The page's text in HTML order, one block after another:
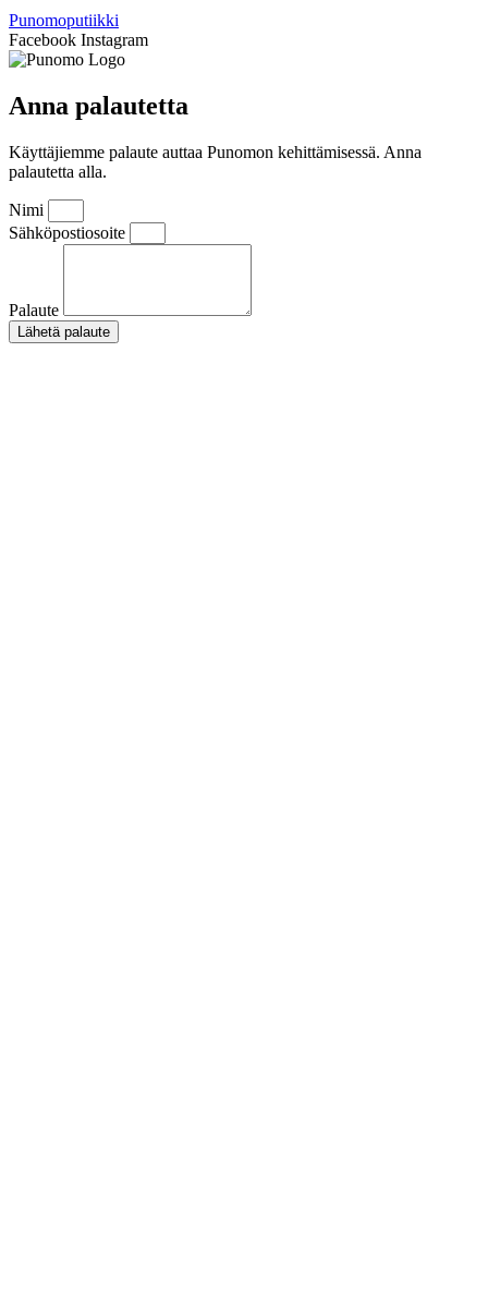
Punomoputiikki
Facebook Instagram
Anna palautetta
Käyttäjiemme palaute auttaa Punomon kehittämisessä. Anna
palautetta alla.
Nimi
Sähköpostiosoite
Palaute
Lähetä palaute